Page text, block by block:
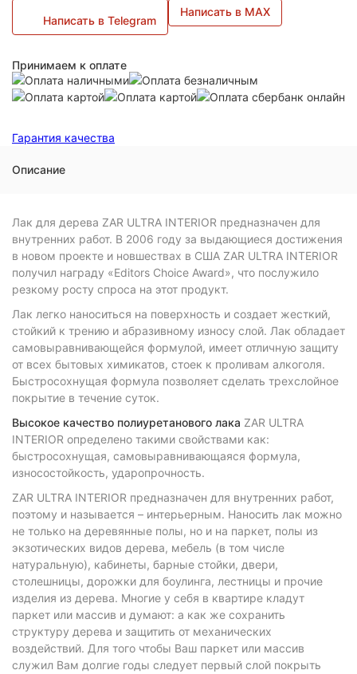
Написать в Telegram
Написать в MAX
Принимаем к оплате
Гарантия качества
Описание
Лак для дерева ZAR ULTRA INTERIOR предназначен для
внутренних работ. В 2006 году за выдающиеся достижения
в новом проекте и новшествах в США ZAR ULTRA INTERIOR
получил награду «Editors Choice Award», что послужило
резкому росту спроса на этот продукт.
Лак легко наноситься на поверхность и создает жесткий,
стойкий к трению и абразивному износу слой. Лак обладает
самовыравнивающейся формулой, имеет отличную защиту
от всех бытовых химикатов, стоек к проливам алкоголя.
Быстросохнущая формула позволяет сделать трехслойное
покрытие в течение суток.
Высокое качество полиуретанового лака ZAR ULTRA
INTERIOR определено такими свойствами как:
быстросохнущая, самовыравнивающаяся формула,
износостойкость, ударопрочность.
ZAR ULTRA INTERIOR предназначен для внутренних работ,
поэтому и называется – интерьерным. Наносить лак можно
не только на деревянные полы, но и на паркет, полы из
экзотических видов дерева, мебель (в том числе
натуральную), кабинеты, барные стойки, двери,
столешницы, дорожки для боулинга, лестницы и прочие
изделия из дерева. Многие у себя в квартире кладут
паркет или массив и думают: а как же сохранить
структуру дерева и защитить от механических
воздействий. Для того чтобы Ваш паркет или массив
служил Вам долгие годы следует первый слой покрыть